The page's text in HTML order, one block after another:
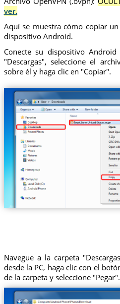
ver.
Aquí se muestra cómo copiar
dispositivo Android.
Conecte su dispositivo
"Descargas", seleccione el
sobre él y haga clic en "Copiar".
Trust.Zone-United-States.ovpn
Navegue a la carpeta
desde la PC, haga clic con el
de la carpeta y seleccione "Pegar".